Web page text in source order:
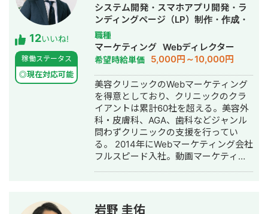
開発。近年はChatGPTを用いたチャッ
トボットやパワポスライド自動生成シ
ステム等、AIを活用したシステムも多
数開発している。 チームを組んで複数
人で開発すると品質が落ちやすいた
め、要件定義からプログラミング含め
自身1人で全て完結することにより、１
つ１つのシステムの品質にこだわって
開発する方針をとっている。開発速度
も早く、品質の良いサービスを最速か
つ他より安い価格で開発できる。 得意
領域はAI開発・Web開発・スマホアプ
リ・社内システムなどITシステム全般
の開発。 インタビュー記事はこちら
12いいね!
稼働ステータス
◎現在対応可能
システム開発・スマホアプリ開発・ラ
ンディングページ（LP）制作・作成・
Youtubeチャンネル運営代行・立ち上
げ・ECサイト構築・ネットショップ作
成代行・SEO対策・新規事業立上・
SNS運用代行・記事作成代行・ライテ
ィング・ホームページ制作・作成・バ
ナー制作・デザイン・ロゴデザイン・
作成・リスティング広告運用代行・オ
ウンドメディア制作・構築・運用代
行・動画制作・動画編集・営業代行
職種
マーケティング Webディレクター
希望時給単価 5,000円～10,000円
美容クリニックのWebマーケティング
を得意としており、クリニックのクラ
イアントは累計60社を超える。美容外
科・皮膚科、AGA、歯科などジャンル
問わずクリニックの支援を行ってい
る。 2014年にWebマーケティング会社
フルスピード入社。動画マーケティン
独立。 独立後はフリーランスとなり、
岩野 圭佑